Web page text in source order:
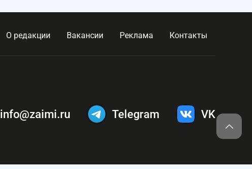
О редакции Вакансии Реклама Контакты
info@zaimi.ru Telegram VK